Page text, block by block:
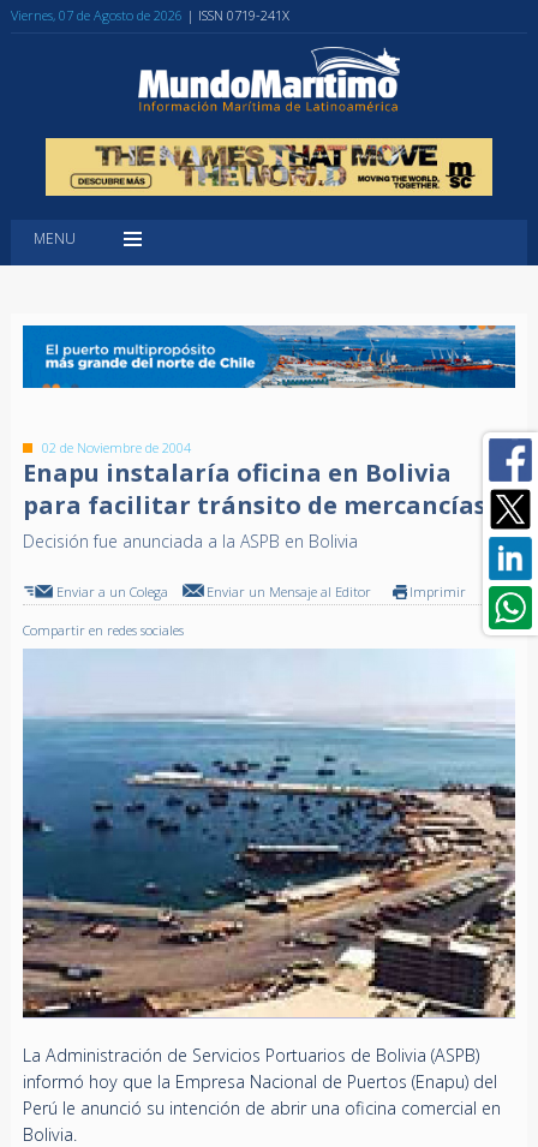
Viernes, 07 de Agosto de 2026 | ISSN 0719-241X
MENU
02 de Noviembre de 2004
Enapu instalaría oficina en Bolivia
para facilitar tránsito de mercancías
Decisión fue anunciada a la ASPB en Bolivia
Enviar a un Colega Enviar un Mensaje al Editor Imprimir
Compartir en redes sociales
La Administración de Servicios Portuarios de Bolivia (ASPB)
informó hoy que la Empresa Nacional de Puertos (Enapu) del
Perú le anunció su intención de abrir una oficina comercial en
Bolivia.